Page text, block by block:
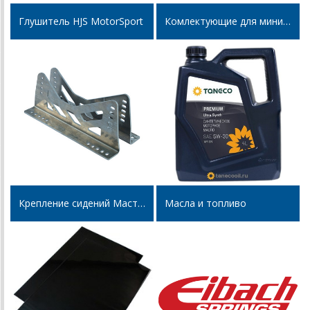
Глушитель HJS MotorSport Комлектующие для минибагги, багги и картинга
Крепление сидений Мастер-Спорт Масла и топливо